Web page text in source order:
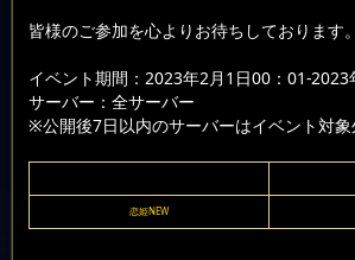
皆様のご参加を心よりお待ちしております。
イベント期間：2023年2月1日00：01-
サーバー：全サーバー
※公開後7日以内のサーバーはイベント対象
恋姫NEW